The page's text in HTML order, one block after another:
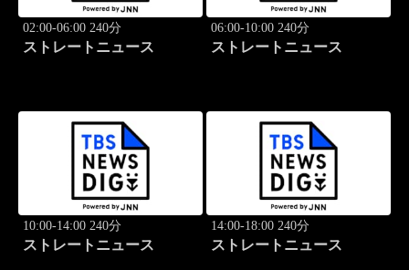
02:00-06:00 240分
ストレートニュース
06:00-10:00 240分
ストレートニュース
10:00-14:00 240分
ストレートニュース
14:00-18:00 240分
ストレートニュース